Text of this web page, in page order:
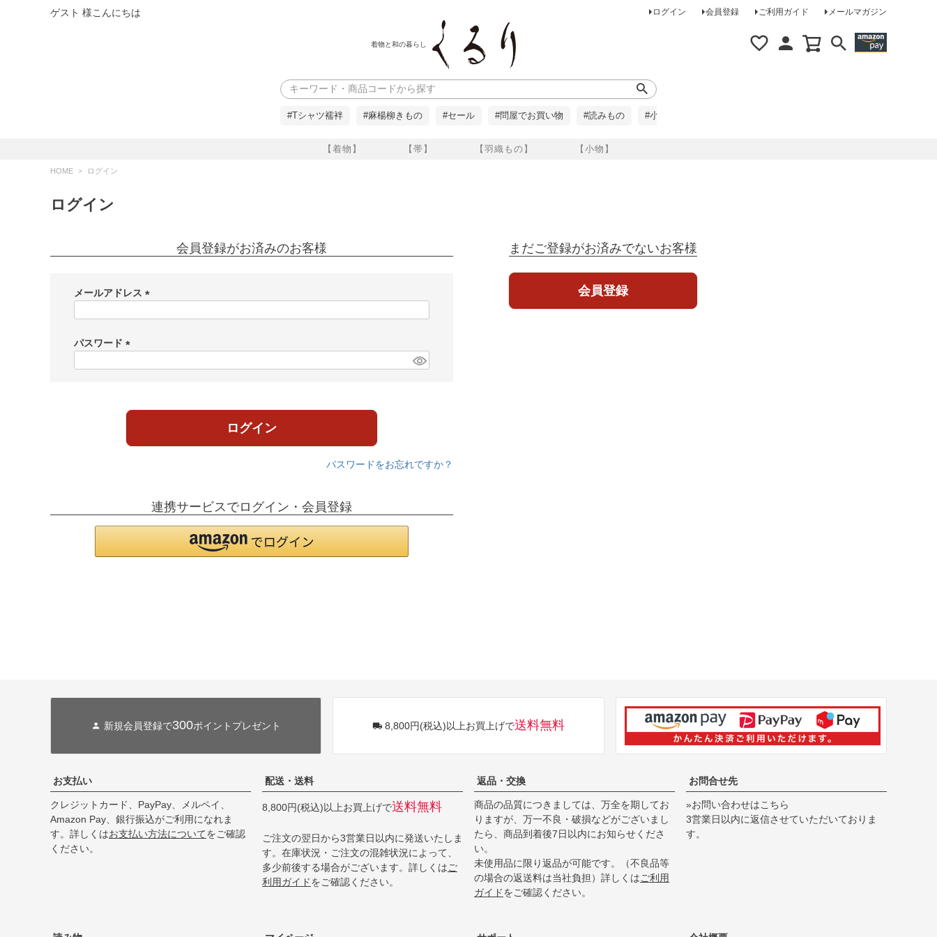
ゲスト 様こんにちは ログイン 会員登録 ご利用ガイド メールマガジン
着物と和の暮らし
【着物】 【帯】 【羽織もの】 【小物】
検索
#Tシャツ襦袢 #麻楊柳きもの #セール #問屋でお買い物 #読みもの #小柄な方に
HOME ログイン
ログイン
会員登録がお済みのお客様
メールアドレス
)
パスワード
ログイン
パスワードをお忘れですか？
連携サービスでログイン・会員登録
まだご登録がお済みでないお客様
会員登録
新規会員登録で300ポイントプレゼント 8,800円(税込)以上お買上げで送料無料
お支払い
クレジットカード、PayPay、メルペイ、
Amazon Pay、銀行振込がご利用になれま
す。詳しくはお支払い方法についてをご確認
ください。
配送・送料
8,800円(税込)以上お買上げで送料無料
ご注文の翌日から3営業日以内に発送いたしま
す。在庫状況・ご注文の混雑状況によって、
多少前後する場合がございます。詳しくはご
利用ガイドをご確認ください。
返品・交換
商品の品質につきましては、万全を期してお
りますが、万一不良・破損などがございまし
たら、商品到着後7日以内にお知らせくださ
い。
未使用品に限り返品が可能です。（不良品等
の場合の返送料は当社負担）詳しくはご利用
ガイドをご確認ください。
お問合せ先
»お問い合わせはこちら
3営業日以内に返信させていただいておりま
す。